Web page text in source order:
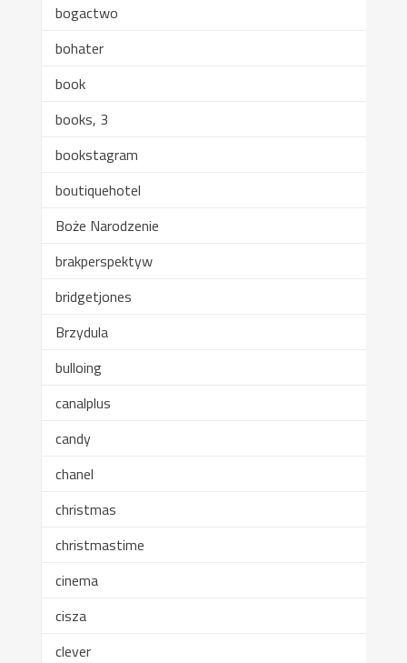
bogactwo
bohater
book
books, 3
bookstagram
boutiquehotel
Boże Narodzenie
brakperspektyw
bridgetjones
Brzydula
bulloing
canalplus
candy
chanel
christmas
christmastime
cinema
cisza
clever